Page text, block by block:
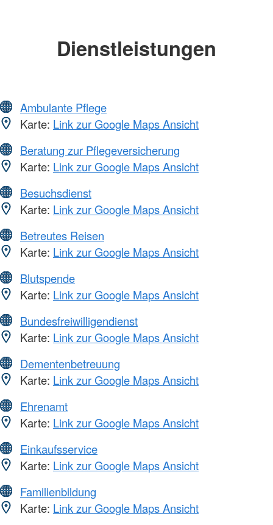
Dienstleistungen
Ambulante Pflege
Karte: Link zur Google Maps Ansicht
Beratung zur Pflegeversicherung
Karte: Link zur Google Maps Ansicht
Besuchsdienst
Karte: Link zur Google Maps Ansicht
Betreutes Reisen
Karte: Link zur Google Maps Ansicht
Blutspende
Karte: Link zur Google Maps Ansicht
Bundesfreiwilligendienst
Karte: Link zur Google Maps Ansicht
Dementenbetreuung
Karte: Link zur Google Maps Ansicht
Ehrenamt
Karte: Link zur Google Maps Ansicht
Einkaufsservice
Karte: Link zur Google Maps Ansicht
Familienbildung
Karte: Link zur Google Maps Ansicht